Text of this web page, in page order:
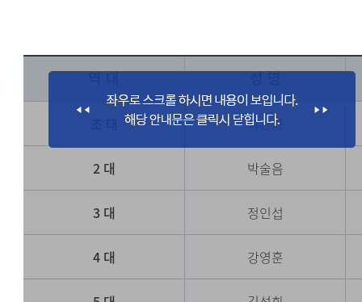
역 대 성 명
최완복
2 대 박술음
3 대 정인섭
4 대 강영훈